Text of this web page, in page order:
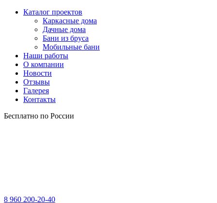
Каталог проектов
Каркасные дома
Дачные дома
Бани из бруса
Мобильные бани
Наши работы
О компании
Новости
Отзывы
Галерея
Контакты
Бесплатно по России
8 960 200-20-40